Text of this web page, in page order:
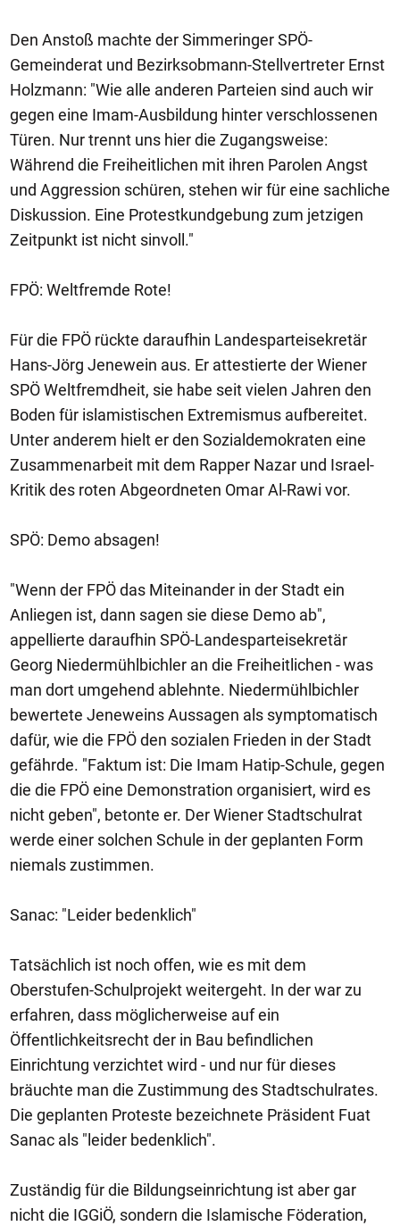
Den Anstoß machte der Simmeringer SPÖ-
Gemeinderat und Bezirksobmann-Stellvertreter Ernst
Holzmann: "Wie alle anderen Parteien sind auch wir
gegen eine Imam-Ausbildung hinter verschlossenen
Türen. Nur trennt uns hier die Zugangsweise:
Während die Freiheitlichen mit ihren Parolen Angst
und Aggression schüren, stehen wir für eine sachliche
Diskussion. Eine Protestkundgebung zum jetzigen
Zeitpunkt ist nicht sinvoll."
FPÖ: Weltfremde Rote!
Für die FPÖ rückte daraufhin Landesparteisekretär
Hans-Jörg Jenewein aus. Er attestierte der Wiener
SPÖ Weltfremdheit, sie habe seit vielen Jahren den
Boden für islamistischen Extremismus aufbereitet.
Unter anderem hielt er den Sozialdemokraten eine
Zusammenarbeit mit dem Rapper Nazar und Israel-
Kritik des roten Abgeordneten Omar Al-Rawi vor.
SPÖ: Demo absagen!
"Wenn der FPÖ das Miteinander in der Stadt ein
Anliegen ist, dann sagen sie diese Demo ab",
appellierte daraufhin SPÖ-Landesparteisekretär
Georg Niedermühlbichler an die Freiheitlichen - was
man dort umgehend ablehnte. Niedermühlbichler
bewertete Jeneweins Aussagen als symptomatisch
dafür, wie die FPÖ den sozialen Frieden in der Stadt
gefährde. "Faktum ist: Die Imam Hatip-Schule, gegen
die die FPÖ eine Demonstration organisiert, wird es
nicht geben", betonte er. Der Wiener Stadtschulrat
werde einer solchen Schule in der geplanten Form
niemals zustimmen.
Sanac: "Leider bedenklich"
Tatsächlich ist noch offen, wie es mit dem
Oberstufen-Schulprojekt weitergeht. In der war zu
erfahren, dass möglicherweise auf ein
Öffentlichkeitsrecht der in Bau befindlichen
Einrichtung verzichtet wird - und nur für dieses
bräuchte man die Zustimmung des Stadtschulrates.
Die geplanten Proteste bezeichnete Präsident Fuat
Sanac als "leider bedenklich".
Zuständig für die Bildungseinrichtung ist aber gar
nicht die IGGiÖ, sondern die Islamische Föderation,